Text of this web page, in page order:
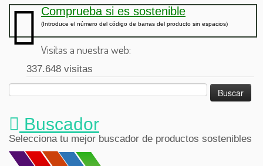
Comprueba si es sostenible
(Introduce el número del código de barras del producto sin espacios)
Visitas a nuestra web:
337.648 visitas
Buscador
Selecciona tu mejor buscador de productos sostenibles